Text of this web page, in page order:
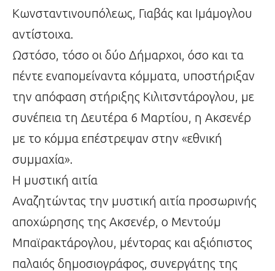
Κωνσταντινουπόλεως, Γιαβάς και Ιμάμογλου
αντίστοιχα.
Ωστόσο, τόσο οι δύο Δήμαρχοι, όσο και τα
πέντε εναπομείναντα κόμματα, υποστήριξαν
την απόφαση στήριξης Κιλιτσντάρογλου, με
συνέπεια τη Δευτέρα 6 Μαρτίου, η Ακσενέρ
με το κόμμα επέστρεψαν στην «εθνική
συμμαχία».
Η μυστική αιτία
Αναζητώντας την μυστική αιτία προσωρινής
αποχώρησης της Ακσενέρ, ο Μεντούμ
Μπαϊρακτάρογλου, μέντορας και αξιόπιστος
παλαιός δημοσιογράφος, συνεργάτης της